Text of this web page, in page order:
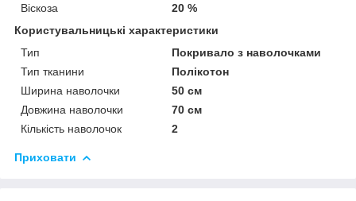
Віскоза
20 %
Користувальницькі характеристики
Тип
Покривало з наволочками
Тип тканини
Полікотон
Ширина наволочки
50 см
Довжина наволочки
70 см
Кількість наволочок
2
Приховати